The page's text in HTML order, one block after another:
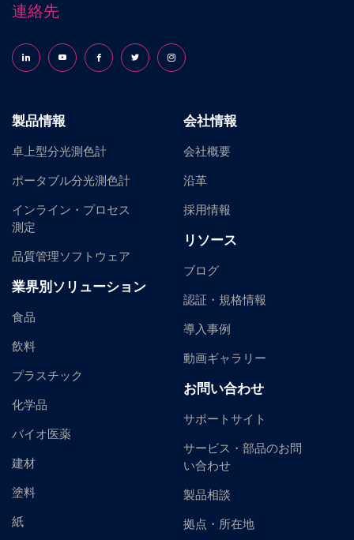
連絡先
Follow us on LinkedInFollow us on YouTubeFollow us on Facebook
Follow us on X (formerly Twitter)
Follow us on Instagram
製品情報
卓上型分光測色計
ポータブル分光測色計
インライン・プロセス
測定
品質管理ソフトウェア
業界別ソリューション
食品
飲料
プラスチック
化学品
バイオ医薬
建材
塗料
紙
会社情報
会社概要
沿革
採用情報
リソース
ブログ
認証・規格情報
導入事例
動画ギャラリー
お問い合わせ
サポートサイト
サービス・部品のお問
い合わせ
製品相談
拠点・所在地